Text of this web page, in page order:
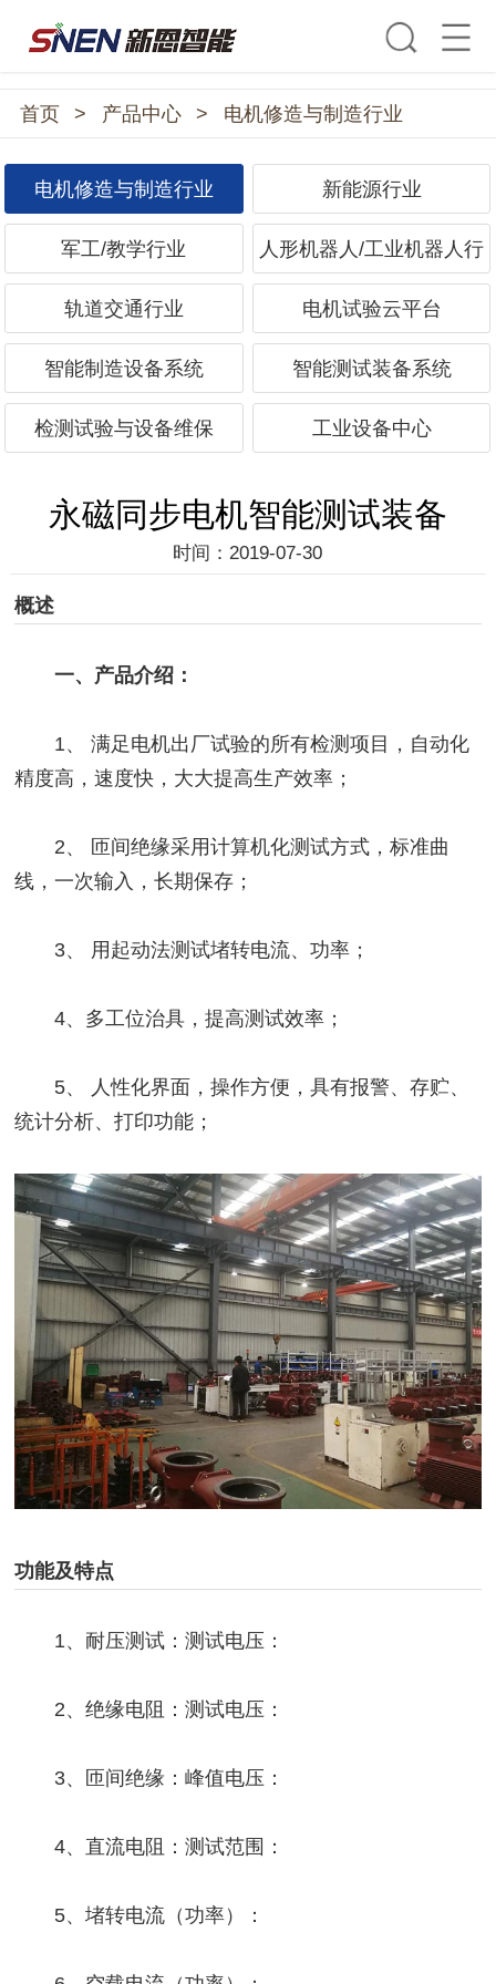
首页 > 产品中心 > 电机修造与制造行业
电机修造与制造行业 新能源行业
军工/教学行业 人形机器人/工业机器人行
业
轨道交通行业 电机试验云平台
智能制造设备系统 智能测试装备系统
检测试验与设备维保 工业设备中心
永磁同步电机智能测试装备
时间：2019-07-30
概述
一、产品介绍：
1、 满足电机出厂试验的所有检测项目，自动化
精度高，速度快，大大提高生产效率；
2、 匝间绝缘采用计算机化测试方式，标准曲
线，一次输入，长期保存；
3、 用起动法测试堵转电流、功率；
4、多工位治具，提高测试效率；
5、 人性化界面，操作方便，具有报警、存贮、
统计分析、打印功能；
功能及特点
1、耐压测试：测试电压：
2、绝缘电阻：测试电压：
3、匝间绝缘：峰值电压：
4、直流电阻：测试范围：
5、堵转电流（功率）：